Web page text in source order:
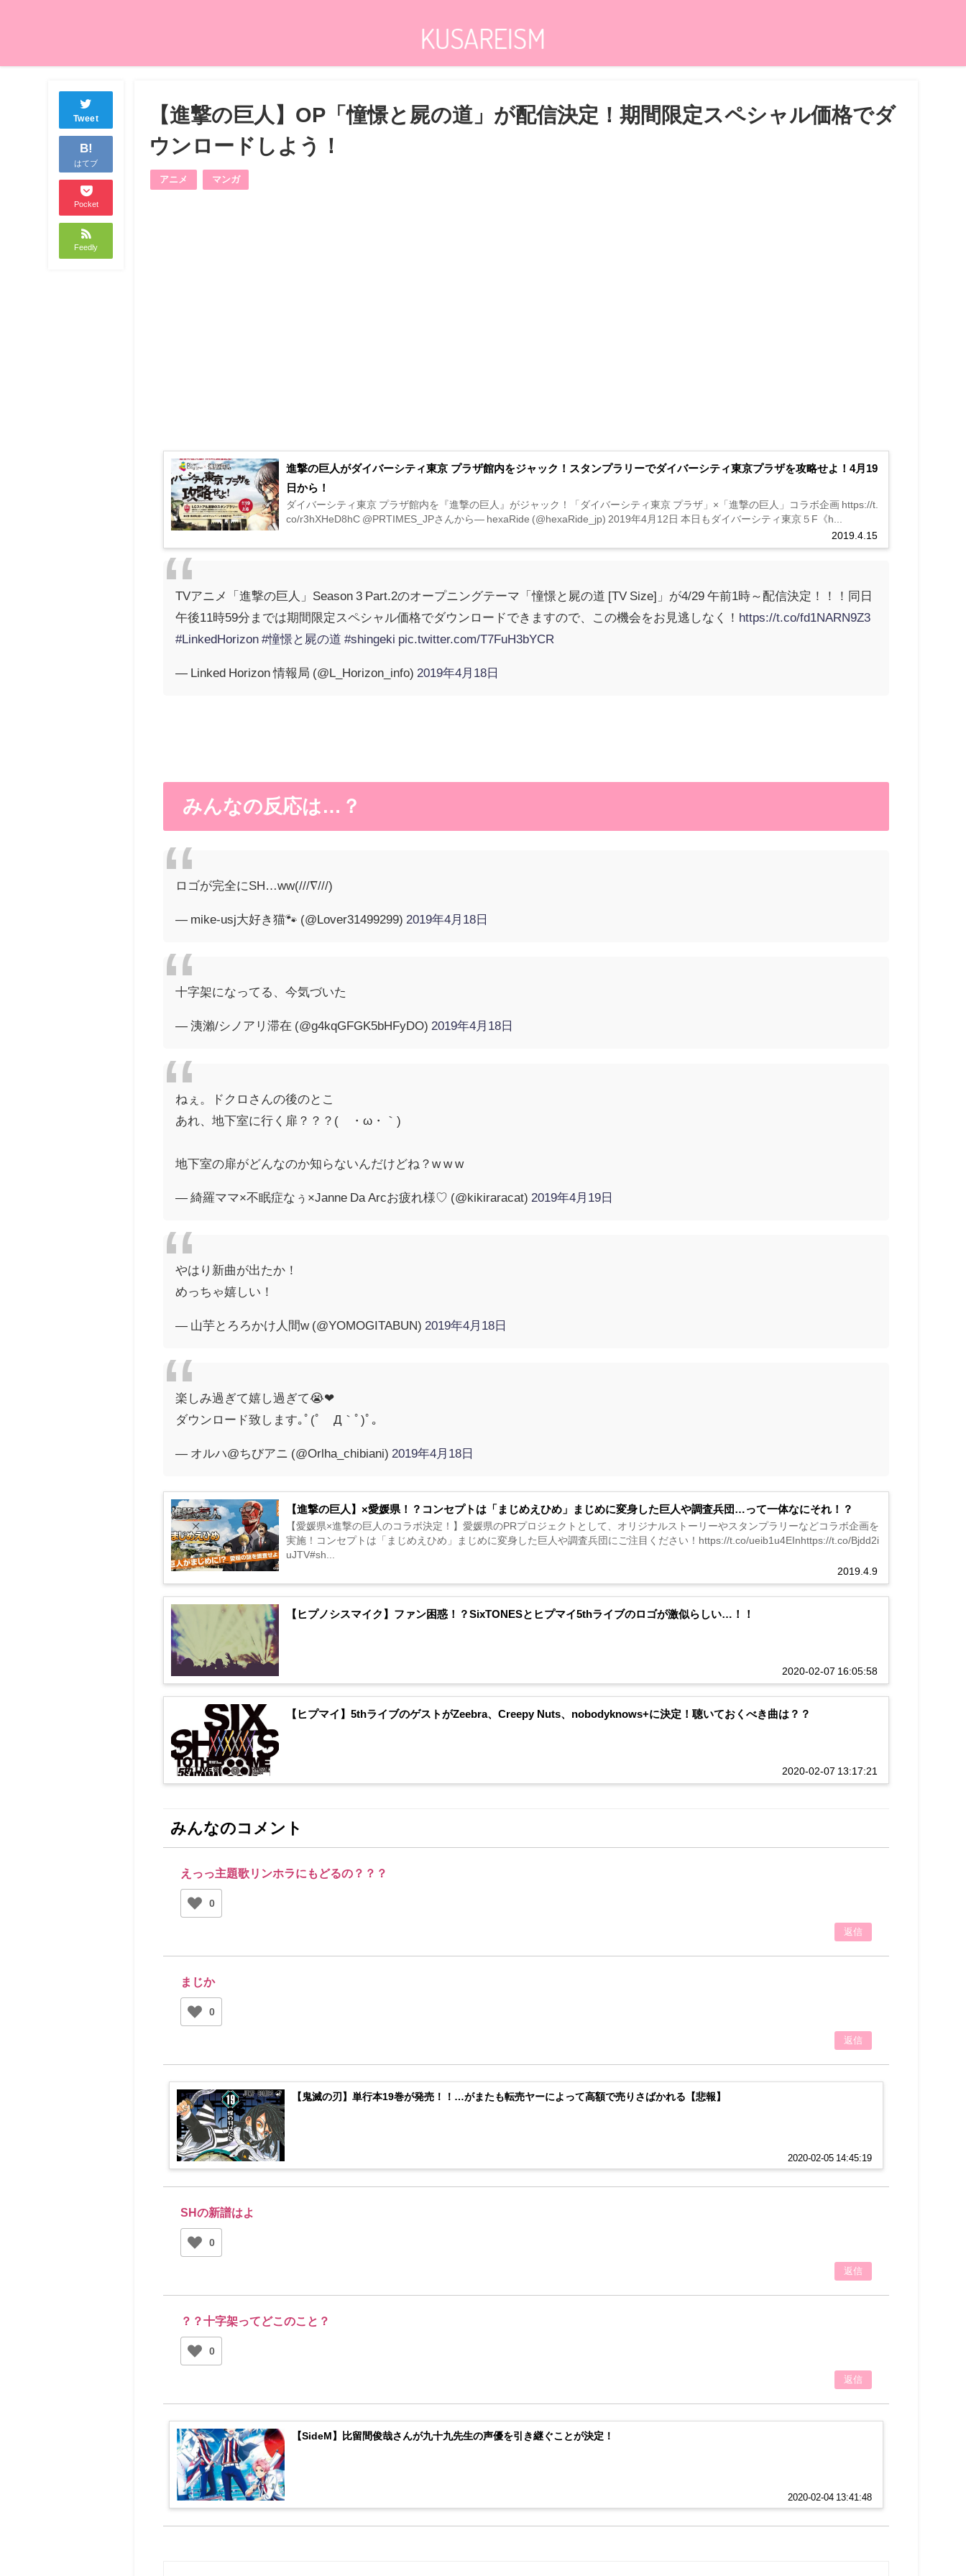
Tweet
B!
はてブ
Pocket
Feedly
【進撃の巨人】OP「憧憬と屍の道」が配信決定！期間限定スペシャル価格でダ
ウンロードしよう！
アニメ マンガ
進撃の巨人がダイバーシティ東京 プラザ館内をジャック！スタンプラリーでダイバーシティ東京プラザを攻略せよ！4月19
日から！
2019.4.15
ダイバーシティ東京 プラザ館内を『進撃の巨人』がジャック！「ダイバーシティ東京 プラザ」×「進撃の巨人」コラボ企画 https://t.
co/r3hXHeD8hC @PRTIMES_JPさんから— hexaRide (@hexaRide_jp) 2019年4月12日 本日もダイバーシティ東京５F《h...
TVアニメ「進撃の巨人」Season 3 Part.2のオープニングテーマ「憧憬と屍の道 [TV Size]」が4/29 午前1時～配信決定！！！同日
午後11時59分までは期間限定スペシャル価格でダウンロードできますので、この機会をお見逃しなく！ https://t.co/fd1NARN9Z3
#LinkedHorizon #憧憬と屍の道 #shingeki pic.twitter.com/T7FuH3bYCR
— Linked Horizon 情報局 (@L_Horizon_info) 2019年4月18日
みんなの反応は…？
ロゴが完全にSH…ww(///∇///)
— mike-usj大好き猫🐾 (@Lover31499299) 2019年4月18日
十字架になってる、今気づいた
— 洟瀨/シノアリ滞在 (@g4kqGFGK5bHFyDO) 2019年4月18日
ねぇ。ドクロさんの後のとこ
あれ、地下室に行く扉？？？(´・ω・｀)
地下室の扉がどんなのか知らないんだけどね？w w w
— 綺羅ママ×不眠症なぅ×Janne Da Arcお疲れ様♡ (@kikiraracat) 2019年4月19日
やはり新曲が出たか！
めっちゃ嬉しい！
— 山芋とろろかけ人間w (@YOMOGITABUN) 2019年4月18日
楽しみ過ぎて嬉し過ぎて😭❤
ダウンロード致します｡ﾟ(ﾟ´Д｀ﾟ)ﾟ｡
— オルハ@ちびアニ (@Orlha_chibiani) 2019年4月18日
【進撃の巨人】×愛媛県！？コンセプトは「まじめえひめ」まじめに変身した巨人や調査兵団…って一体なにそれ！？
2019.4.9
【愛媛県×進撃の巨人のコラボ決定！】愛媛県のPRプロジェクトとして、オリジナルストーリーやスタンプラリーなどコラボ企画を
実施！コンセプトは「まじめえひめ」まじめに変身した巨人や調査兵団にご注目ください！https://t.co/ueib1u4EInhttps://t.co/Bjdd2i
uJTV#sh...
【ヒプノシスマイク】ファン困惑！？SixTONESとヒプマイ5thライブのロゴが激似らしい…！！
2020-02-07 16:05:58
【ヒプマイ】5thライブのゲストがZeebra、Creepy Nuts、nobodyknows+に決定！聴いておくべき曲は？？
2020-02-07 13:17:21
みんなのコメント
えっっ主題歌リンホラにもどるの？？？
0
返信
まじか
0
返信
【鬼滅の刃】単行本19巻が発売！！…がまたも転売ヤーによって高額で売りさばかれる【悲報】
2020-02-05 14:45:19
SHの新譜はよ
0
返信
？？十字架ってどこのこと？
0
返信
【SideM】比留間俊哉さんが九十九先生の声優を引き継ぐことが決定！
2020-02-04 13:41:48